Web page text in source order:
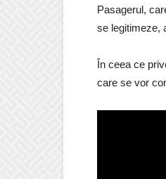
Pasagerul,
se legitimeze,
În ceea ce
care se vor